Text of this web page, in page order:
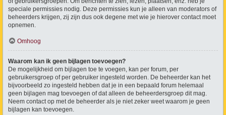
speciale permissies nodig. Deze permissies kun je alleen van moderators of
beheerders krijgen, zij zijn dus ook degene met wie je hierover contact moet
opnemen.
Omhoog
Waarom kan ik geen bijlagen toevoegen?
De mogelijkheid om bijlagen toe te voegen, kan per forum, per
gebruikersgroep of per gebruiker ingesteld worden. De beheerder kan het
bijvoorbeeld zo ingesteld hebben dat je in een bepaald forum helemaal
geen bijlagen mag toevoegen of dat alleen de beheerdersgroep dit mag.
Neem contact op met de beheerder als je niet zeker weet waarom je geen
bijlagen kan toevoegen.